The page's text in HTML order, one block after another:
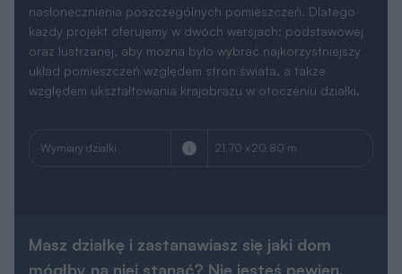
nasłonecznienia poszczególnych pomieszczeń. Dlatego
każdy projekt oferujemy w dwóch wersjach: podstawowej
oraz lustrzanej, aby można było wybrać najkorzystniejszy
układ pomieszczeń względem stron świata, a także
względem ukształtowania krajobrazu w otoczeniu działki.
Wymiary działki 21.70 x 20.80 m
Masz działkę i zastanawiasz się jaki dom
mógłby na niej stanąć? Nie jesteś pewien,